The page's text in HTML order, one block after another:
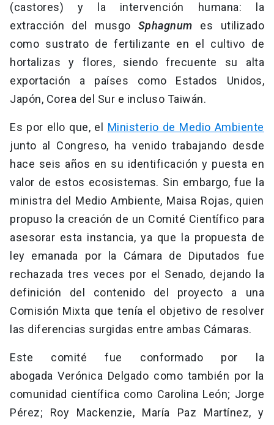
(castores) y la intervención humana: la
extracción del musgo Sphagnum es utilizado
como sustrato de fertilizante en el cultivo de
hortalizas y flores, siendo frecuente su alta
exportación a países como Estados Unidos,
Japón, Corea del Sur e incluso Taiwán.
Es por ello que, el Ministerio de Medio Ambiente
junto al Congreso, ha venido trabajando desde
hace seis años en su identificación y puesta en
valor de estos ecosistemas. Sin embargo, fue la
ministra del Medio Ambiente, Maisa Rojas, quien
propuso la creación de un Comité Científico para
asesorar esta instancia, ya que la propuesta de
ley emanada por la Cámara de Diputados fue
rechazada tres veces por el Senado, dejando la
definición del contenido del proyecto a una
Comisión Mixta que tenía el objetivo de resolver
las diferencias surgidas entre ambas Cámaras.
Este comité fue conformado por la
abogada Verónica Delgado como también por la
comunidad científica como Carolina León; Jorge
Pérez; Roy Mackenzie, María Paz Martínez, y